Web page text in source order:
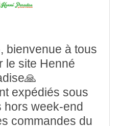
bienvenue à tous
le site Henné
expédiés sous
week-end
commandes du